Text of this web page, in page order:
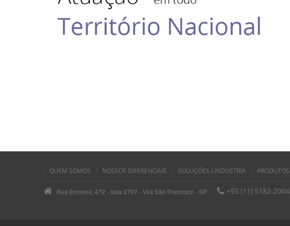
QUEM SOMOS NOSSOS DIFERENCIAIS SOLUÇÕES / INDUSTRIA PRODUTOS
Rua Enxovia, 472 - sala 2707 - Vila São Francisco - SP +55 (11) 5182-2004